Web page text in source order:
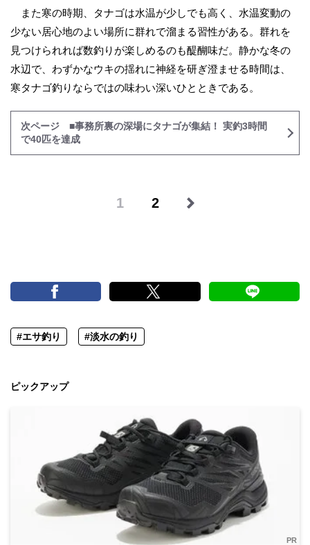
また寒の時期、タナゴは水温が少しでも高く、水温変動の
少ない居心地のよい場所に群れで溜まる習性がある。群れを
見つけられれば数釣りが楽しめるのも醍醐味だ。静かな冬の
水辺で、わずかなウキの揺れに神経を研ぎ澄ませる時間は、
寒タナゴ釣りならではの味わい深いひとときである。
次ページ ■事務所裏の深場にタナゴが集結！ 実釣3時間
で40匹を達成
1 2
#エサ釣り #淡水の釣り
ピックアップ
PR